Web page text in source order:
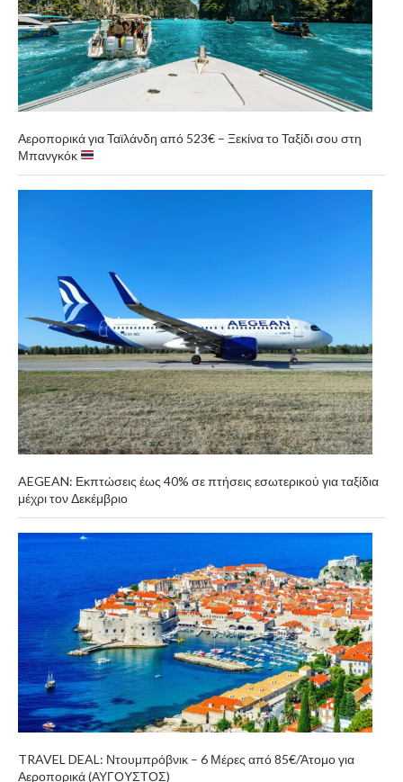
Αεροπορικά για Ταϊλάνδη από 523€ – Ξεκίνα το Ταξίδι σου στη
Μπανγκόκ
AEGEAN: Εκπτώσεις έως 40% σε πτήσεις εσωτερικού για ταξίδια
μέχρι τον Δεκέμβριο
TRAVEL DEAL: Ντουμπρόβνικ – 6 Μέρες από 85€/Άτομο για
Αεροπορικά (ΑΥΓΟΥΣΤΟΣ)